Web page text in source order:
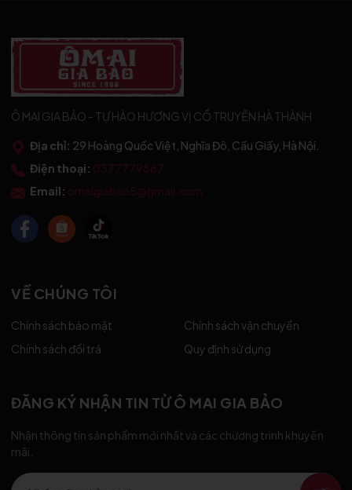
Ô MAI GIA BẢO - TỰ HÀO HƯƠNG VỊ CỔ TRUYỀN HÀ THÀNH
Địa chỉ: 29 Hoàng Quốc Việt, Nghĩa Đô, Cầu Giấy, Hà Nội.
Điện thoại: 0377779867
Email: omaigiabao5@gmail.com
VỀ CHÚNG TÔI
Chính sách bảo mật
Chính sách vận chuyển
Chính sách đổi trả
Quy định sử dụng
ĐĂNG KÝ NHẬN TIN TỪ Ô MAI GIA BẢO
Nhận thông tin sản phẩm mới nhất và các chương trình khuyến
mãi.